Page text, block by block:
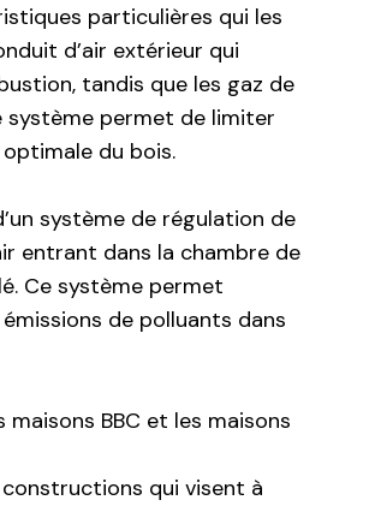
particulières qui les
d’air extérieur qui
tandis que les gaz de
système permet de limiter
du bois.
système de régulation de
entrant dans la chambre de
Ce système permet
de polluants dans
BBC et les maisons
constructions qui visent à